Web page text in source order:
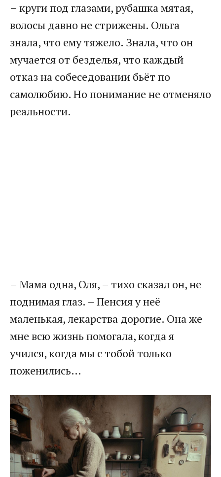
– круги под глазами, рубашка мятая,
волосы давно не стрижены. Ольга
знала, что ему тяжело. Знала, что он
мучается от безделья, что каждый
отказ на собеседовании бьёт по
самолюбию. Но понимание не отменяло
реальности.
– Мама одна, Оля, – тихо сказал он, не
поднимая глаз. – Пенсия у неё
маленькая, лекарства дорогие. Она же
мне всю жизнь помогала, когда я
учился, когда мы с тобой только
поженились…